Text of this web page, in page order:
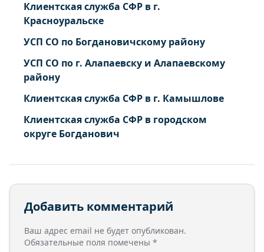
Клиентская служба СФР в г.
Красноуральске
УСП СО по Богдановичскому району
УСП СО по г. Алапаевску и Алапаевскому
району
Клиентская служба СФР в г. Камышлове
Клиентская служба СФР в городском
округе Богданович
Добавить комментарий
Ваш адрес email не будет опубликован.
Обязательные поля помечены *